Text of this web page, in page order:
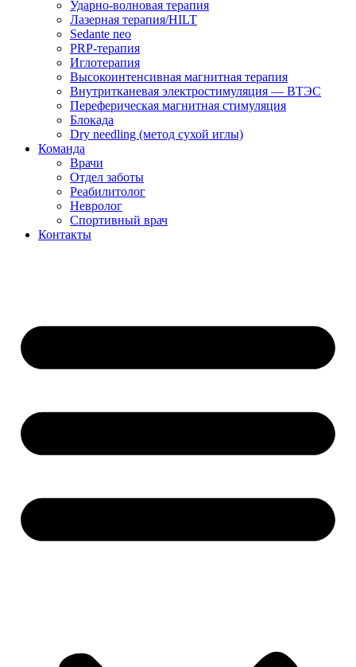
Ударно-волновая терапия
Лазерная терапия/HILT
Sedante neo
PRP-терапия
Иглотерапия
Высокоинтенсивная магнитная терапия
Внутритканевая электростимуляция — ВТЭС
Переферическая магнитная стимуляция
Блокада
Dry needling (метод сухой иглы)
Команда
Врачи
Отдел заботы
Реабилитолог
Невролог
Спортивный врач
Контакты